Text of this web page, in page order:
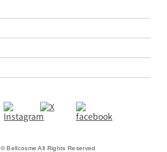
Bellcosme All Rights Reserved